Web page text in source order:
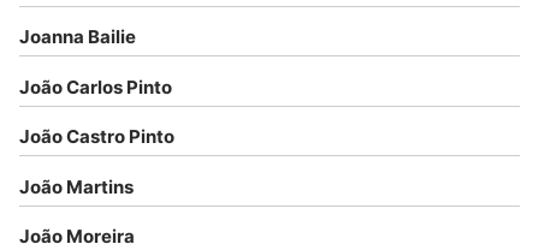
Joanna Bailie
João Carlos Pinto
João Castro Pinto
João Martins
João Moreira